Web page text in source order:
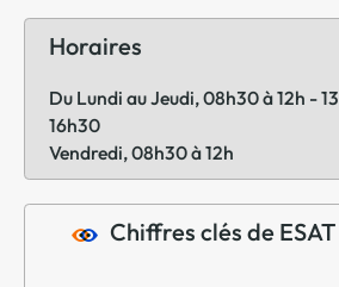
Horaires
Du Lundi au Jeudi, 08h30 à 12h -
16h30
Vendredi, 08h30 à 12h
Chiffres clés de